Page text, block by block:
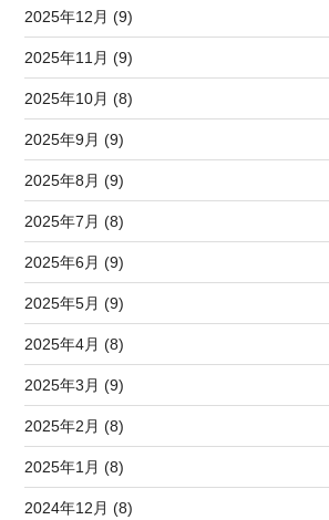
2025年12月 (9)
2025年11月 (9)
2025年10月 (8)
2025年9月 (9)
2025年8月 (9)
2025年7月 (8)
2025年6月 (9)
2025年5月 (9)
2025年4月 (8)
2025年3月 (9)
2025年2月 (8)
2025年1月 (8)
2024年12月 (8)